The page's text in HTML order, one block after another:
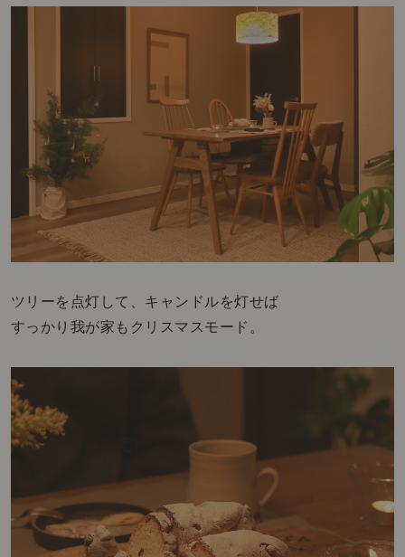
ツリーを点灯して、キャンドルを灯せば
すっかり我が家もクリスマスモード。